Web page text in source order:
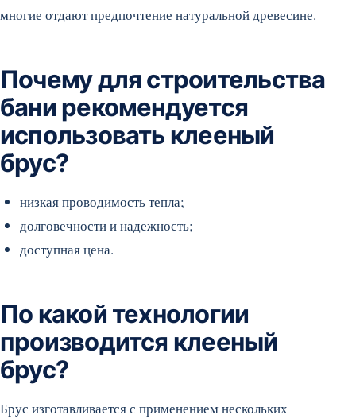
многие отдают предпочтение натуральной древесине.
Почему для строительства
бани рекомендуется
использовать клееный
брус?
низкая проводимость тепла;
долговечности и надежность;
доступная цена.
По какой технологии
производится клееный
брус?
Брус изготавливается с применением нескольких